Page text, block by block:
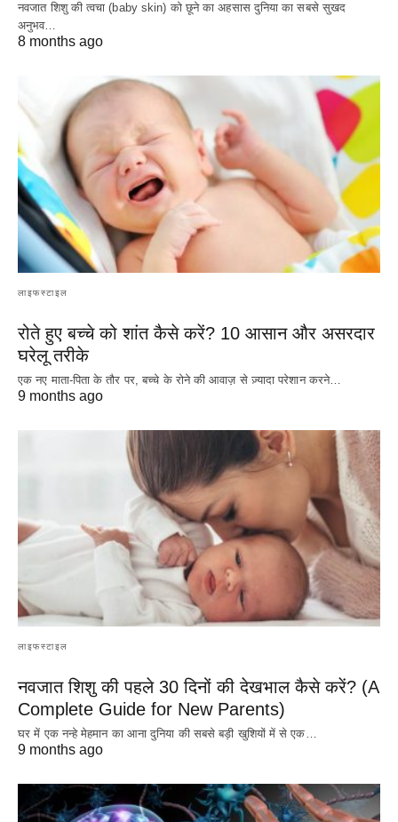
नवजात शिशु की त्वचा (baby skin) को छूने का अहसास दुनिया का सबसे सुखद
अनुभव…
8 months ago
लाइफस्टाइल
रोते हुए बच्चे को शांत कैसे करें? 10 आसान और असरदार
घरेलू तरीके
एक नए माता-पिता के तौर पर, बच्चे के रोने की आवाज़ से ज़्यादा परेशान करने…
9 months ago
लाइफस्टाइल
नवजात शिशु की पहले 30 दिनों की देखभाल कैसे करें? (A
Complete Guide for New Parents)
घर में एक नन्हे मेहमान का आना दुनिया की सबसे बड़ी खुशियों में से एक…
9 months ago